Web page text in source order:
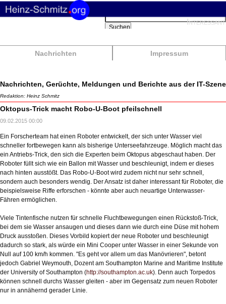
Nachrichten Impressum
Suchbegriffe
Suchen
Nachrichten, Gerüchte, Meldungen und Berichte aus der IT-Szene
Redaktion: Heinz Schmitz
Oktopus-Trick macht Robo-U-Boot pfeilschnell
09.02.2015 00:00
Ein Forscherteam hat einen Roboter entwickelt, der sich unter Wasser viel
schneller fortbewegen kann als bisherige Unterseefahrzeuge. Möglich macht das
ein Antriebs-Trick, den sich die Experten beim Oktopus abgeschaut haben. Der
Roboter füllt sich wie ein Ballon mit Wasser und beschleunigt, indem er dieses
nach hinten ausstößt. Das Robo-U-Boot wird zudem nicht nur sehr schnell,
sondern auch besonders wendig. Der Ansatz ist daher interessant für Roboter, die
beispielsweise Riffe erforschen - könnte aber auch neuartige Unterwasser-
Fähren ermöglichen.
Viele Tintenfische nutzen für schnelle Fluchtbewegungen einen Rückstoß-Trick,
bei dem sie Wasser ansaugen und dieses dann wie durch eine Düse mit hohem
Druck ausstoßen. Dieses Vorbild kopiert der neue Roboter und beschleunigt
dadurch so stark, als würde ein Mini Cooper unter Wasser in einer Sekunde von
Null auf 100 km/h kommen. "Es geht vor allem um das Manövrieren", betont
jedoch Gabriel Weymouth, Dozent am Southampton Marine and Maritime Institute
der University of Southampton (http://southampton.ac.uk). Denn auch Torpedos
können schnell durchs Wasser gleiten - aber im Gegensatz zum neuen Roboter
nur in annähernd gerader Linie.